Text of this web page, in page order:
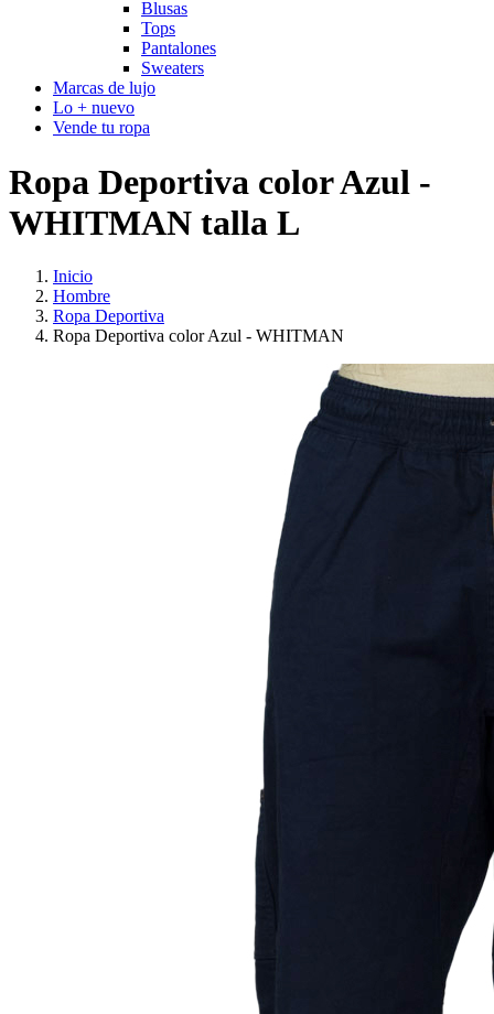
Blusas
Tops
Pantalones
Sweaters
Marcas de lujo
Lo + nuevo
Vende tu ropa
Ropa Deportiva color Azul -
WHITMAN talla L
Inicio
Hombre
Ropa Deportiva
Ropa Deportiva color Azul - WHITMAN